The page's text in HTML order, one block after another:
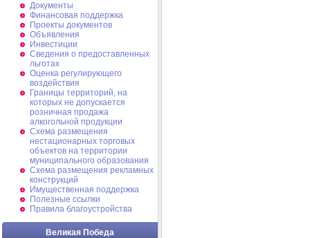
Документы
Финансовая поддержка
Проекты документов
Объявления
Инвестиции
Сведения о предоставленных
льготах
Оценка регулирующего
воздействия
Границы территорий, на
которых не допускается
розничная продажа
алкогольной продукции
Схема размещения
нестационарных торговых
объектов на территории
муниципального образования
Схема размещения рекламных
конструкций
Имущественная поддержка
Полезные ссылки
Правила благоустройства
Великая Победа